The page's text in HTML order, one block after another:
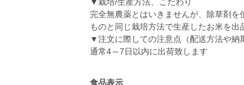
完全無農薬とはいきませんが、除草剤
ものと同じ栽培方法で生産したお米を出
▼注文に際しての注意点（配送方法や納
通常4～7日以内に出荷致します
食品表示